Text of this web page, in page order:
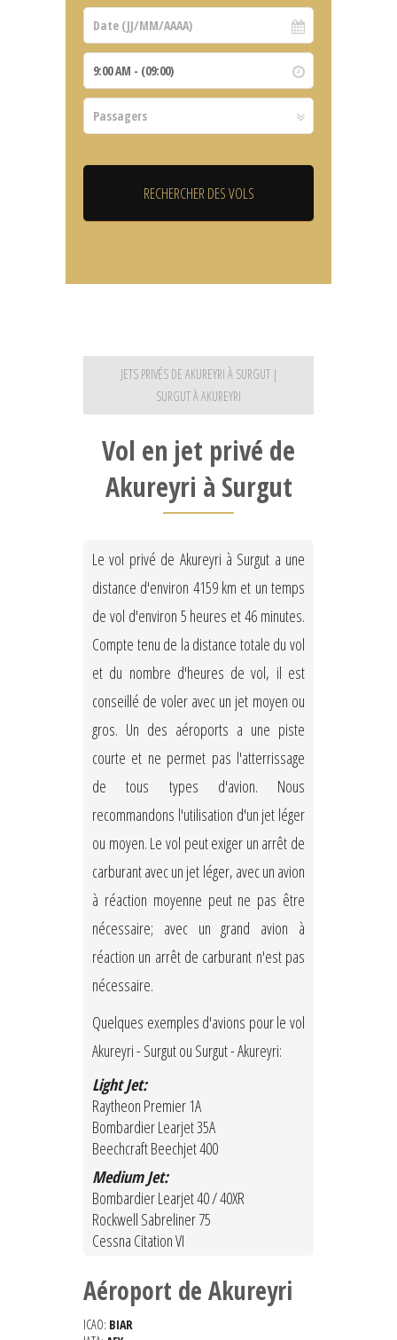
JETS PRIVÉS DE AKUREYRI À SURGUT |
SURGUT À AKUREYRI
Vol en jet privé de
Akureyri à Surgut
Le vol privé de Akureyri à Surgut a une
distance d'environ 4159 km et un temps
de vol d'environ 5 heures et 46 minutes.
Compte tenu de la distance totale du vol
et du nombre d'heures de vol, il est
conseillé de voler avec un jet moyen ou
gros. Un des aéroports a une piste
courte et ne permet pas l'atterrissage
de tous types d'avion. Nous
recommandons l'utilisation d'un jet léger
ou moyen. Le vol peut exiger un arrêt de
carburant avec un jet léger, avec un avion
à réaction moyenne peut ne pas être
nécessaire; avec un grand avion à
réaction un arrêt de carburant n'est pas
nécessaire.
Quelques exemples d'avions pour le vol
Akureyri - Surgut ou Surgut - Akureyri:
Light Jet:
Raytheon Premier 1A
Bombardier Learjet 35A
Beechcraft Beechjet 400
Medium Jet:
Bombardier Learjet 40 / 40XR
Rockwell Sabreliner 75
Cessna Citation VI
Aéroport de Akureyri
ICAO: BIAR